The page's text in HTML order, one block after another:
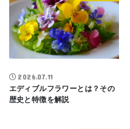
2026.07.11
エディブルフラワーとは？その
歴史と特徴を解説